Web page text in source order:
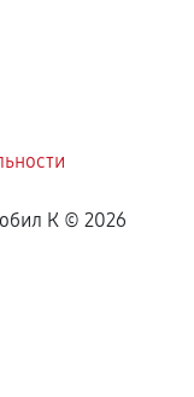
К © 2026